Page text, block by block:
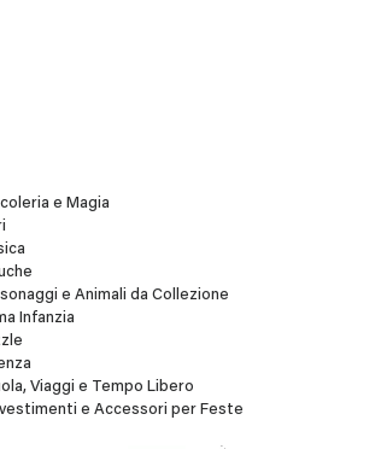
e Magia
e Animali da Collezione
Infanzia
Viaggi e Tempo Libero
e Accessori per Feste